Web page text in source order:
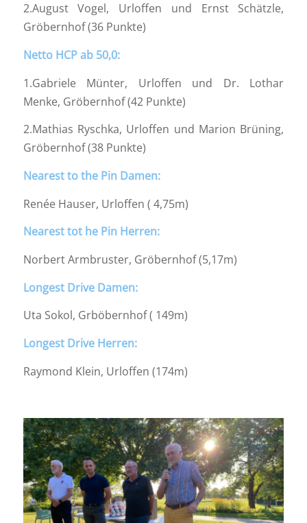
2.August Vogel, Urloffen und Ernst Schätzle,
Gröbernhof (36 Punkte)
Netto HCP ab 50,0:
1.Gabriele Münter, Urloffen und Dr. Lothar
Menke, Gröbernhof (42 Punkte)
2.Mathias Ryschka, Urloffen und Marion Brüning,
Gröbernhof (38 Punkte)
Nearest to the Pin Damen:
Renée Hauser, Urloffen ( 4,75m)
Nearest tot he Pin Herren:
Norbert Armbruster, Gröbernhof (5,17m)
Longest Drive Damen:
Uta Sokol, Grböbernhof ( 149m)
Longest Drive Herren:
Raymond Klein, Urloffen (174m)